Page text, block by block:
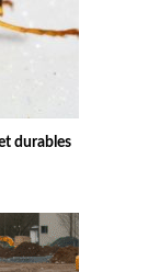
durables